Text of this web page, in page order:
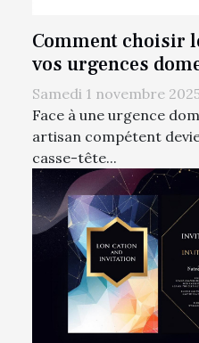
Comment choisir
vos urgences
Samedi 1 novembre
Face à une urgence
artisan compétent
casse-tête...